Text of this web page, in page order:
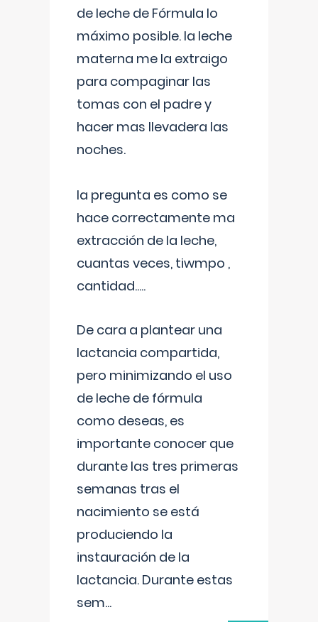
de leche de Fórmula lo
máximo posible. la leche
materna me la extraigo
para compaginar las
tomas con el padre y
hacer mas llevadera las
noches.
la pregunta es como se
hace correctamente ma
extracción de la leche,
cuantas veces, tiwmpo ,
cantidad.....
De cara a plantear una
lactancia compartida,
pero minimizando el uso
de leche de fórmula
como deseas, es
importante conocer que
durante las tres primeras
semanas tras el
nacimiento se está
produciendo la
instauración de la
lactancia. Durante estas
sem...